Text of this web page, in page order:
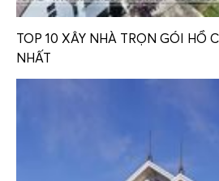
TOP 10 XÂY NHÀ TRỌN GÓI HỒ
NHẤT